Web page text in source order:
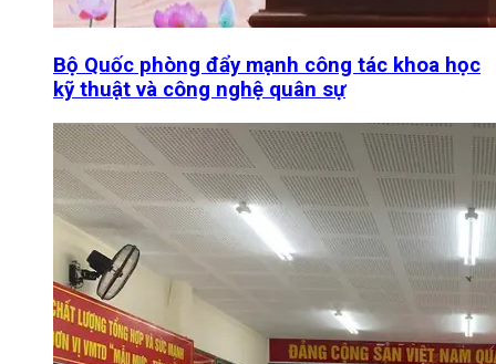
Bộ Quốc phòng đẩy mạnh công tác khoa học
kỹ thuật và công nghệ quân sự